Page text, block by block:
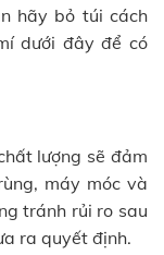
hãy bỏ túi cách
dưới đây để có
lượng sẽ đảm
máy móc và
tránh rủi ro sau
ra quyết định.